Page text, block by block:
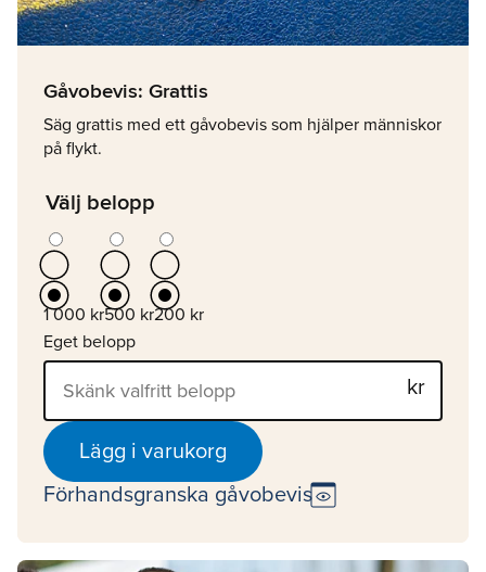
Gåvobevis: Grattis
Säg grattis med ett gåvobevis som hjälper människor
på flykt.
Välj belopp
1 000 kr500 kr200 kr
Eget belopp
Lägg i varukorg
Förhandsgranska gåvobevispreview